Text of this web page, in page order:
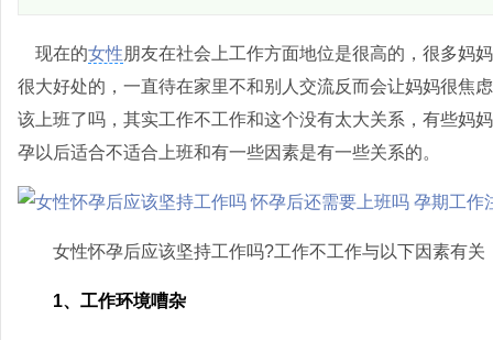
现在的女性朋友在社会上工作方面地位是很高的，很多妈
很大好处的，一直待在家里不和别人交流反而会让妈妈很焦
该上班了吗，其实工作不工作和这个没有太大关系，有些妈
孕以后适合不适合上班和有一些因素是有一些关系的。
女性怀孕后应该坚持工作吗?工作不工作与以下因素有关
1、工作环境嘈杂